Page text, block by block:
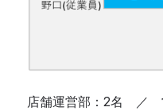
店舗運営部：2名　／